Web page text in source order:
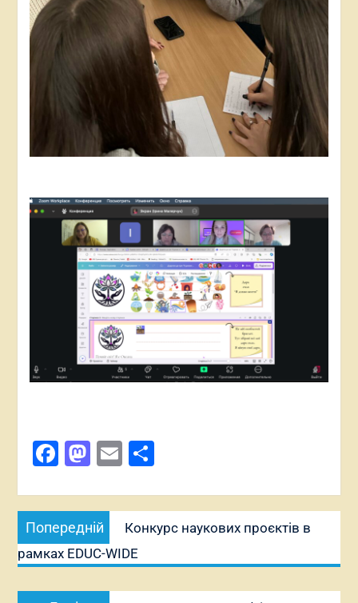
Facebook
Mastodon
EmailПоділитися
Навігація
записів
Попередній
запис:
Конкурс наукових проєктів в
рамках EDUC-WIDE